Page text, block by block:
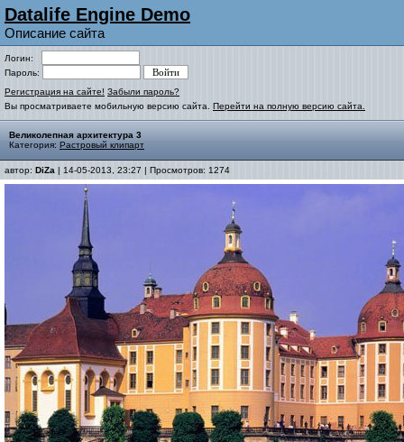
Datalife Engine Demo
Описание сайта
Логин:
Пароль:
Регистрация на сайте! Забыли пароль?
Вы просматриваете мобильную версию сайта. Перейти на полную версию сайта.
Великолепная архитектура 3
Категория: Растровый клипарт
автор: DiZa | 14-05-2013, 23:27 | Просмотров: 1274